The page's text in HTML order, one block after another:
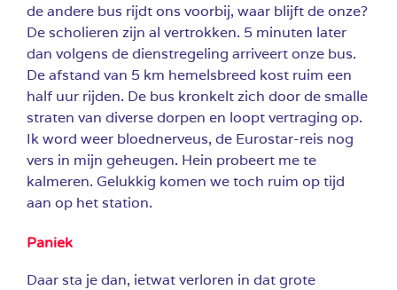
de andere bus rijdt ons voorbij, waar blijft de onze?
De scholieren zijn al vertrokken. 5 minuten later
dan volgens de dienstregeling arriveert onze bus.
De afstand van 5 km hemelsbreed kost ruim een
half uur rijden. De bus kronkelt zich door de smalle
straten van diverse dorpen en loopt vertraging op.
Ik word weer bloednerveus, de Eurostar-reis nog
vers in mijn geheugen. Hein probeert me te
kalmeren. Gelukkig komen we toch ruim op tijd
aan op het station.
Paniek
Daar sta je dan, ietwat verloren in dat grote